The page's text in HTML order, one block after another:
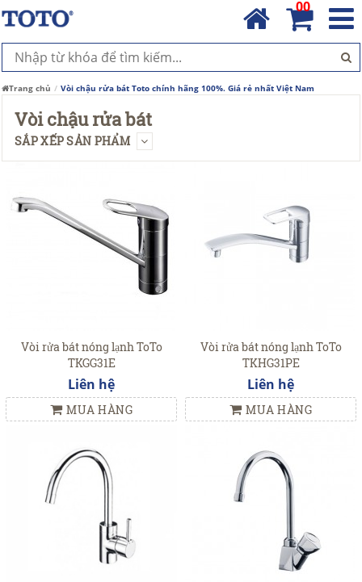
00
Trang chủ Vòi chậu rửa bát Toto chính hãng 100%. Giá rẻ nhất Việt Nam
Vòi chậu rửa bát
SẮP XẾP SẢN PHẨM
Vòi rửa bát nóng lạnh ToTo
TKGG31E
Liên hệ
MUA HÀNG
Vòi rửa bát nóng lạnh ToTo
TKHG31PE
Liên hệ
MUA HÀNG